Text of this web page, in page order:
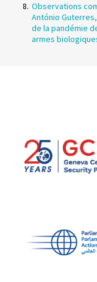
Observations
António
de la pandémie
armes